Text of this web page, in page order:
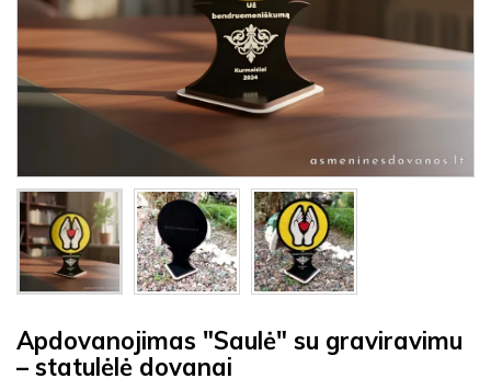
Apdovanojimas "Saulė" su graviravimu
– statulėlė dovanai